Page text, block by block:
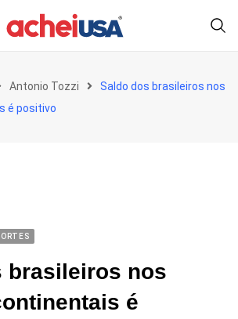
Antonio Tozzi
Saldo dos brasileiros nos
é positivo
brasileiros nos
é